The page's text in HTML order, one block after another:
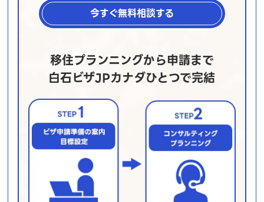
今すぐ無料相談する
移住プランニングから申請まで
白石ビザJPカナダひとつで完結